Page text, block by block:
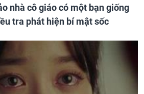
nhà cô giáo có một bạn giống
tra phát hiện bí mật sốc